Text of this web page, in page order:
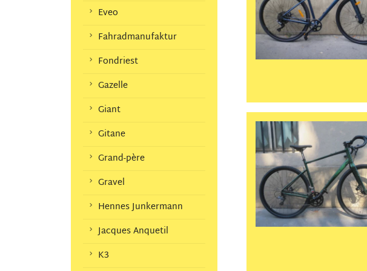
Eveo
Fahradmanufaktur
Fondriest
Gazelle
Giant
Gitane
Grand-père
Gravel
Hennes Junkermann
Jacques Anquetil
K3